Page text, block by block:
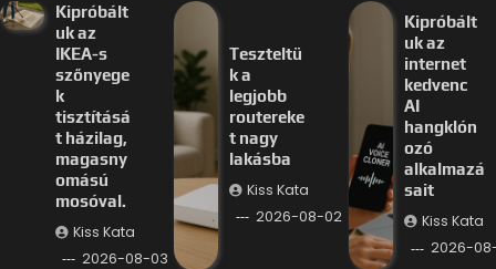
Kipróbált
uk az
IKEA-s
szőnyege
k
tisztításá
t házilag,
magasny
omású
mosóval.
Kiss Kata
2026-08-03
Teszteltü
k a
legjobb
routereke
t nagy
lakásba
Kiss Kata
2026-08-02
Kipróbált
uk az
internet
kedvenc
AI
hangklón
ozó
alkalmazá
sait
Kiss Kata
2026-